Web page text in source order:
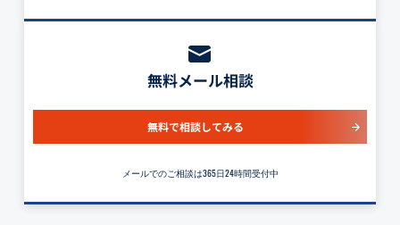
無料メール相談
無料で相談してみる
メールでのご相談は365日24時間受付中